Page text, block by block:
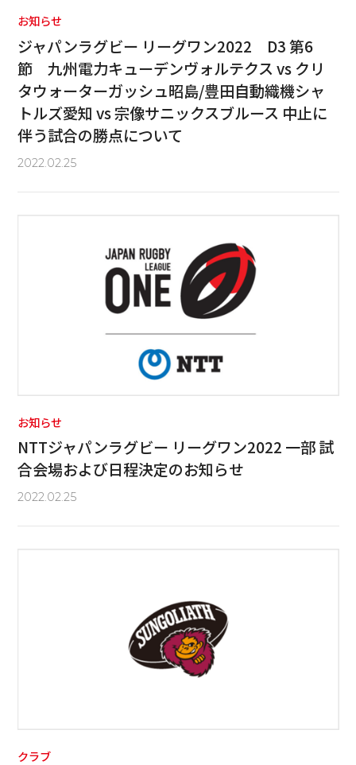
お知らせ
ジャパンラグビー リーグワン2022 D3 第6
節 九州電力キューデンヴォルテクス vs クリ
タウォーターガッシュ昭島/豊田自動織機シャ
トルズ愛知 vs 宗像サニックスブルース 中止に
伴う試合の勝点について
2022.02.25
お知らせ
NTTジャパンラグビー リーグワン2022 一部 試
合会場および日程決定のお知らせ
2022.02.25
クラブ